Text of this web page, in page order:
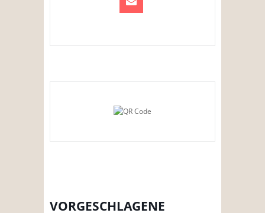
VORGESCHLAGENE